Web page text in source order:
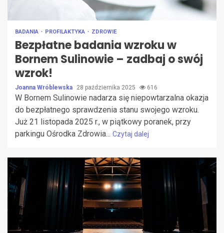
BADANIA PROFILAKTYKA ZDROWIE
Bezpłatne badania wzroku w
Bornem Sulinowie – zadbaj o swój
wzrok!
Joanna Wróblewska 28 października 2025 616
W Bornem Sulinowie nadarza się niepowtarzalna okazja
do bezpłatnego sprawdzenia stanu swojego wzroku.
Już 21 listopada 2025 r., w piątkowy poranek, przy
parkingu Ośrodka Zdrowia... Czytaj dalej